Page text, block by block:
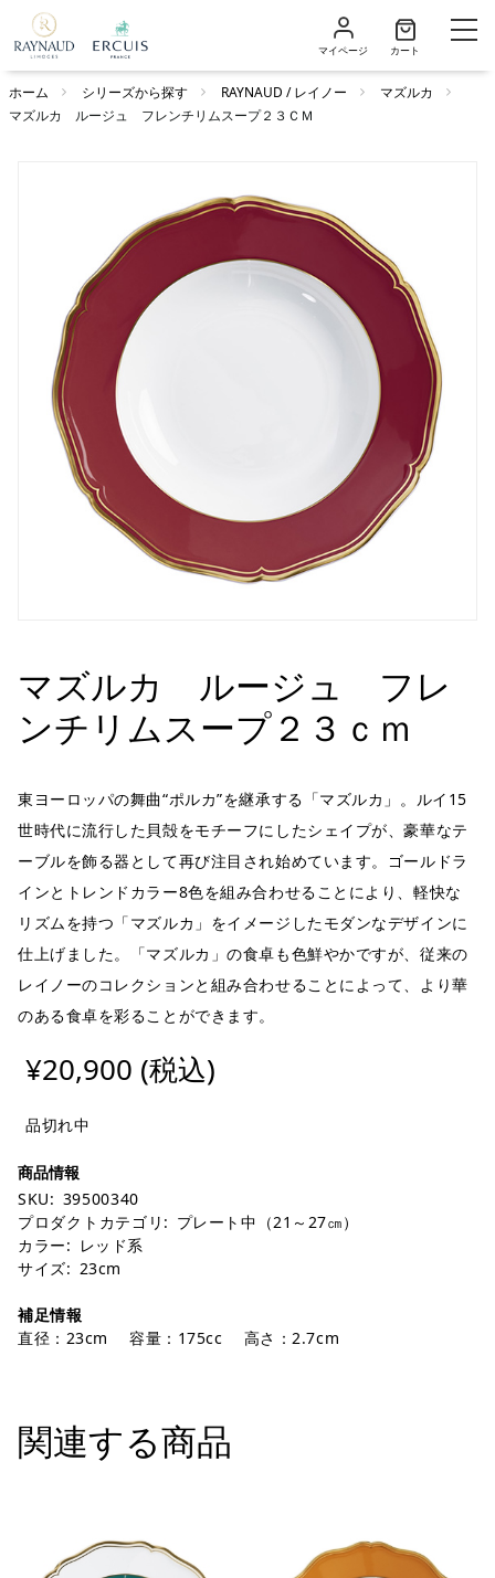
マイページ カート
ホーム シリーズから探す RAYNAUD / レイノー
マズルカ
マズルカ ルージュ フレンチリムスープ２３ＣＭ
マズルカ ルージュ フレ
ンチリムスープ２３ｃｍ
東ヨーロッパの舞曲“ポルカ”を継承する「マズルカ」。ルイ15
世時代に流行した貝殻をモチーフにしたシェイプが、豪華なテ
ーブルを飾る器として再び注目され始めています。ゴールドラ
インとトレンドカラー8色を組み合わせることにより、軽快な
リズムを持つ「マズルカ」をイメージしたモダンなデザインに
仕上げました。「マズルカ」の食卓も色鮮やかですが、従来の
レイノーのコレクションと組み合わせることによって、より華
のある食卓を彩ることができます。
¥20,900 (税込)
品切れ中
SKU: 39500340
プロダクトカテゴリ: プレート中（21～27㎝）
カラー: レッド系
サイズ: 23cm
補足情報
直径：23cm 容量：175cc 高さ：2.7cm
関連する商品